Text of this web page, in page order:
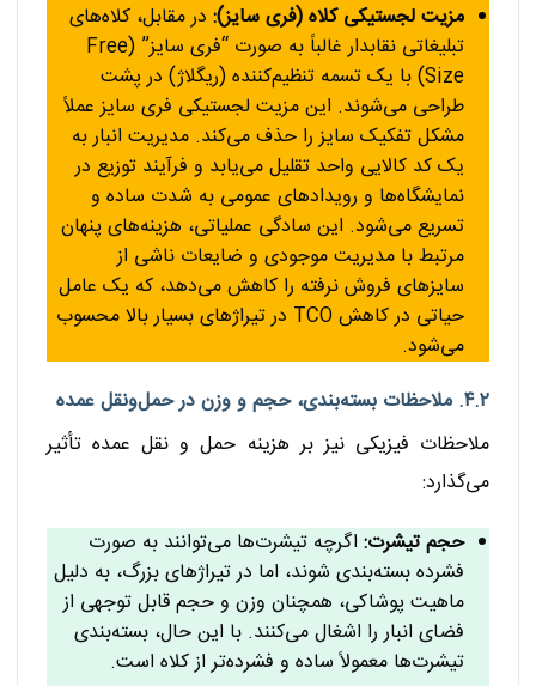
مزیت لجستیکی کلاه (فری سایز):در مقابل، کلاه‌های
تبلیغاتی نقابدار غالباً به صورت “فری سایز” (Free
Size) با یک تسمه تنظیم‌کننده (ریگلاژ) در پشت
طراحی می‌شوند. این مزیت لجستیکی فری سایز عملاً
مشکل تفکیک سایز را حذف می‌کند. مدیریت انبار به
یک کد کالایی واحد تقلیل می‌یابد و فرآیند توزیع در
نمایشگاه‌ها و رویدادهای عمومی به شدت ساده و
تسریع می‌شود. این سادگی عملیاتی، هزینه‌های پنهان
مرتبط با مدیریت موجودی و ضایعات ناشی از
سایزهای فروش نرفته را کاهش می‌دهد، که یک عامل
حیاتی در کاهش TCO در تیراژهای بسیار بالا محسوب
می‌شود.
۴.۲. ملاحظات بسته‌بندی، حجم و وزن در حمل‌ونقل عمده
ملاحظات فیزیکی نیز بر هزینه حمل و نقل عمده تأثیر
می‌گذارد:
حجم تیشرت:اگرچه تیشرت‌ها می‌توانند به صورت
فشرده بسته‌بندی شوند، اما در تیراژهای بزرگ، به دلیل
ماهیت پوشاکی، همچنان وزن و حجم قابل توجهی از
فضای انبار را اشغال می‌کنند. با این حال، بسته‌بندی
تیشرت‌ها معمولاً ساده و فشرده‌تر از کلاه است.